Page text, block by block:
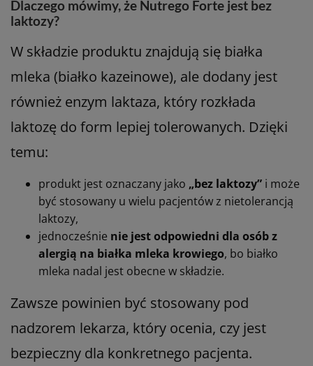
Dlaczego mówimy, że Nutrego Forte jest bez
laktozy?
W składzie produktu znajdują się białka
mleka (białko kazeinowe), ale dodany jest
również enzym laktaza, który rozkłada
laktozę do form lepiej tolerowanych. Dzięki
temu:
produkt jest oznaczany jako „bez laktozy” i może
być stosowany u wielu pacjentów z nietolerancją
laktozy,
jednocześnie nie jest odpowiedni dla osób z
alergią na białka mleka krowiego, bo białko
mleka nadal jest obecne w składzie.
Zawsze powinien być stosowany pod
nadzorem lekarza, który ocenia, czy jest
bezpieczny dla konkretnego pacjenta.